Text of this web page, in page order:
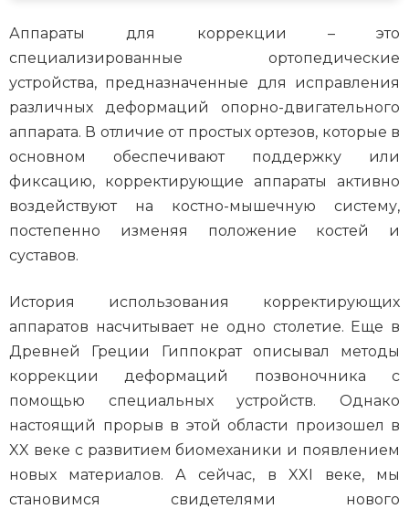
Аппараты для коррекции – это
специализированные ортопедические
устройства, предназначенные для исправления
различных деформаций опорно-двигательного
аппарата. В отличие от простых ортезов, которые в
основном обеспечивают поддержку или
фиксацию, корректирующие аппараты активно
воздействуют на костно-мышечную систему,
постепенно изменяя положение костей и
суставов.
История использования корректирующих
аппаратов насчитывает не одно столетие. Еще в
Древней Греции Гиппократ описывал методы
коррекции деформаций позвоночника с
помощью специальных устройств. Однако
настоящий прорыв в этой области произошел в
XX веке с развитием биомеханики и появлением
новых материалов. А сейчас, в XXI веке, мы
становимся свидетелями нового